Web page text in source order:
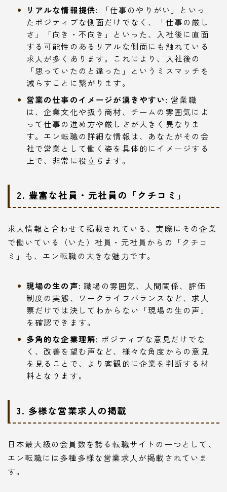
リアルな情報提供:
「仕事のやりがい」といっ
たポジティブな側面だけでなく、「仕事の厳し
さ」「向き・不向き」といった、入社後に直面
する可能性のあるリアルな側面にも触れている
求人が多くあります。これにより、入社後の
「思っていたのと違った」というミスマッチを
減らすことに繋がります。
営業の仕事のイメージが湧きやすい: 営業職
は、企業文化や扱う商材、チームの雰囲気によ
って仕事の進め方や厳しさが大きく異なりま
す。エン転職の詳細な情報は、あなたがその会
社で営業として働く姿を具体的にイメージする
上で、非常に役立ちます。
2. 豊富な社員・元社員の「クチコミ」
求人情報と合わせて掲載されている、実際にその企業
で働いている（いた）社員・元社員からの「クチコ
ミ」も、エン転職の大きな魅力です。
現場の生の声: 職場の雰囲気、人間関係、評価
制度の実態、ワークライフバランスなど、求人
票だけでは決してわからない「現場の生の声」
を確認できます。
多角的な企業理解: ポジティブな意見だけでな
く、改善を望む声など、様々な角度からの意見
を見ることで、より客観的に企業を判断する材
料となります。
3. 多様な営業求人の掲載
日本最大級の会員数を誇る転職サイトの一つとして、
エン転職には多種多様な営業求人が掲載されていま
す。